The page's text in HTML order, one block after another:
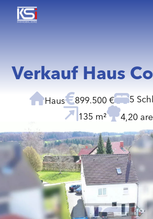
Verkauf Haus
Haus 899.500 €
5
135 m²
4,20